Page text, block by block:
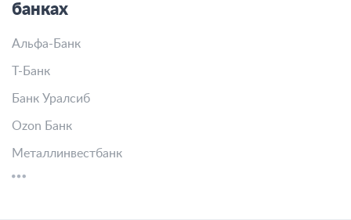
банках
Альфа-Банк
Т-Банк
Банк Уралсиб
Ozon Банк
Металлинвестбанк